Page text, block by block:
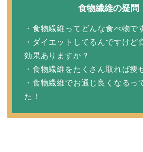
食物繊維の疑問
・食物繊維ってどんな食べ物で
・ダイエットしてるんですけど
効果ありますか？
・食物繊維をたくさん取れば痩
・食物繊維でお通じ良くなるっ
た！